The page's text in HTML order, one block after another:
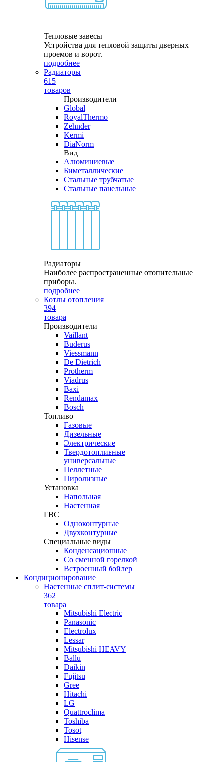
Тепловые завесы
Устройства для тепловой защиты дверных
проемов и ворот.
подробнее
Радиаторы
615
товаров
Производители
Global
RoyalThermo
Zehnder
Kermi
DiaNorm
Вид
Алюминиевые
Биметаллические
Стальные трубчатые
Стальные панельные
Радиаторы
Наиболее распространенные отопительные
приборы.
подробнее
Котлы отопления
394
товара
Производители
Vaillant
Buderus
Viessmann
De Dietrich
Protherm
Viadrus
Baxi
Rendamax
Bosch
Топливо
Газовые
Дизельные
Электрические
Твердотопливные
универсальные
Пеллетные
Пиролизные
Установка
Напольная
Настенная
ГВС
Одноконтурные
Двухконтурные
Специальные виды
Конденсационные
Со сменной горелкой
Встроенный бойлер
Кондиционирование
Настенные сплит-системы
362
товара
Mitsubishi Electric
Panasonic
Electrolux
Lessar
Mitsubishi HEAVY
Ballu
Daikin
Fujitsu
Gree
Hitachi
LG
Quattroclima
Toshiba
Tosot
Hisense